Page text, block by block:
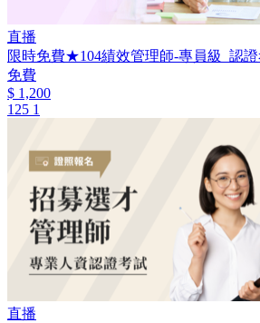
直播
限時免費★104績效管理師-專員級_認
免費
$ 1,200
125 1
直播